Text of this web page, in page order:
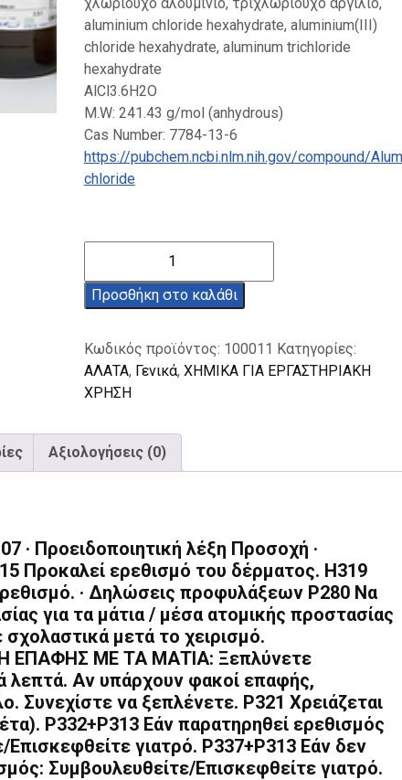
aluminium chloride hexahydrate, aluminium(III)
chloride hexahydrate, aluminum trichloride
hexahydrate
AlCl3.6H2O
M.W: 241.43 g/mol (anhydrous)
Cas Number: 7784-13-6
https://pubchem.ncbi.nlm.nih.gov/compound/
chloride
Εξαένυδρο
500g
ποσότητα
Προσθήκη στο καλάθι
Κωδικός προϊόντος: 100011 Κατηγορίες:
ΑΛΑΤΑ, Γενικά, ΧΗΜΙΚΑ ΓΙΑ ΕΡΓΑΣΤΗΡΙΑΚΗ
ΧΡΗΣΗ
Αξιολογήσεις (0)
· Προειδοποιητική λέξη Προσοχή ·
Προκαλεί ερεθισμό του δέρματος. H319
· Δηλώσεις προφυλάξεων P280 Να
για τα μάτια / μέσα ατομικής προστασίας
μετά το χειρισμό.
ΕΠΑΦΗΣ ΜΕ ΤΑ ΜΑΤΙΑ: Ξεπλύνετε
λεπτά. Αν υπάρχουν φακοί επαφής,
Συνεχίστε να ξεπλένετε. P321 Χρειάζεται
P332+P313 Εάν παρατηρηθεί ερεθισμός
γιατρό. P337+P313 Εάν δεν
Συμβουλευθείτε/Επισκεφθείτε γιατρό.